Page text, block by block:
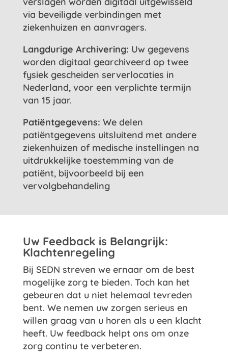
via beveiligde verbindingen met
ziekenhuizen en aanvragers.
Langdurige Archivering: Uw gegevens
worden digitaal gearchiveerd op twee
fysiek gescheiden serverlocaties in
Nederland, voor een verplichte termijn
van 15 jaar.
Patiëntgegevens: We delen
patiëntgegevens uitsluitend met andere
ziekenhuizen of medische instellingen na
uitdrukkelijke toestemming van de
patiënt, bijvoorbeeld bij een
vervolgbehandeling
Uw Feedback is Belangrijk:
Klachtenregeling
Bij SEDN streven we ernaar om de best
mogelijke zorg te bieden. Toch kan het
gebeuren dat u niet helemaal tevreden
bent. We nemen uw zorgen serieus en
willen graag van u horen als u een klacht
heeft. Uw feedback helpt ons om onze
zorg continu te verbeteren.